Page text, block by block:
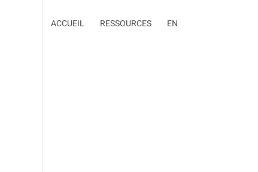
ACCUEIL RESSOURCES EN